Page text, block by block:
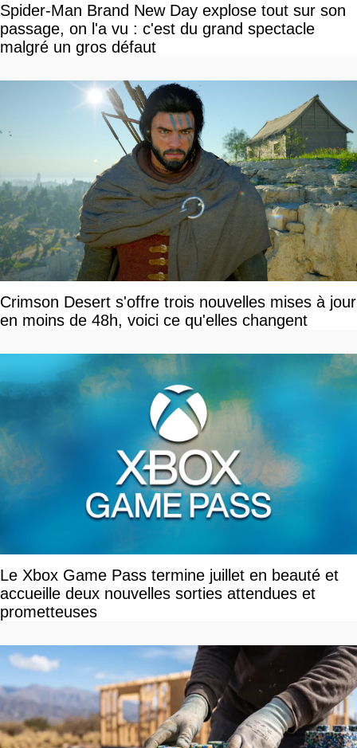
Spider-Man Brand New Day explose tout sur son
passage, on l'a vu : c'est du grand spectacle
malgré un gros défaut
Crimson Desert s'offre trois nouvelles mises à jour
en moins de 48h, voici ce qu'elles changent
Le Xbox Game Pass termine juillet en beauté et
accueille deux nouvelles sorties attendues et
prometteuses